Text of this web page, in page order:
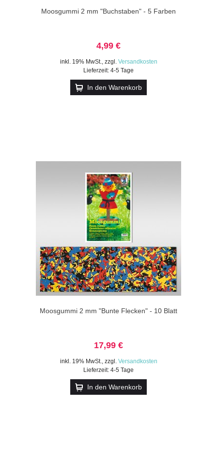
Moosgummi 2 mm "Buchstaben" - 5 Farben
4,99 €
inkl. 19% MwSt., zzgl. Versandkosten
Lieferzeit: 4-5 Tage
In den Warenkorb
Moosgummi 2 mm "Bunte Flecken" - 10 Blatt
17,99 €
inkl. 19% MwSt., zzgl. Versandkosten
Lieferzeit: 4-5 Tage
In den Warenkorb